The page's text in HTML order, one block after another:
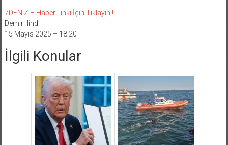
7DENIZ – Haber Linki İçin Tıklayın !
DemirHindi
15 Mayıs 2025 – 18:20
İlgili Konular